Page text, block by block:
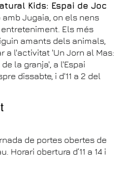
Kids: Espai de Joc
amb Jugaia, on els nens
Els més
amants dels animals,
a l'activitat 'Un Jorn al Mas:
la granja', a l'Espai
dissabte, i d'11 a 2 del
de portes obertes de
Horari obertura d’11 a 14 i